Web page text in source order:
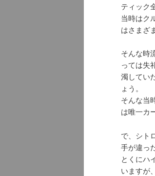
ティック
当時はク
はさまざ
そんな時
っては失
濁してい
ょう。
そんな当
は唯一カ
で、シト
手が違っ
とくにハ
いますが